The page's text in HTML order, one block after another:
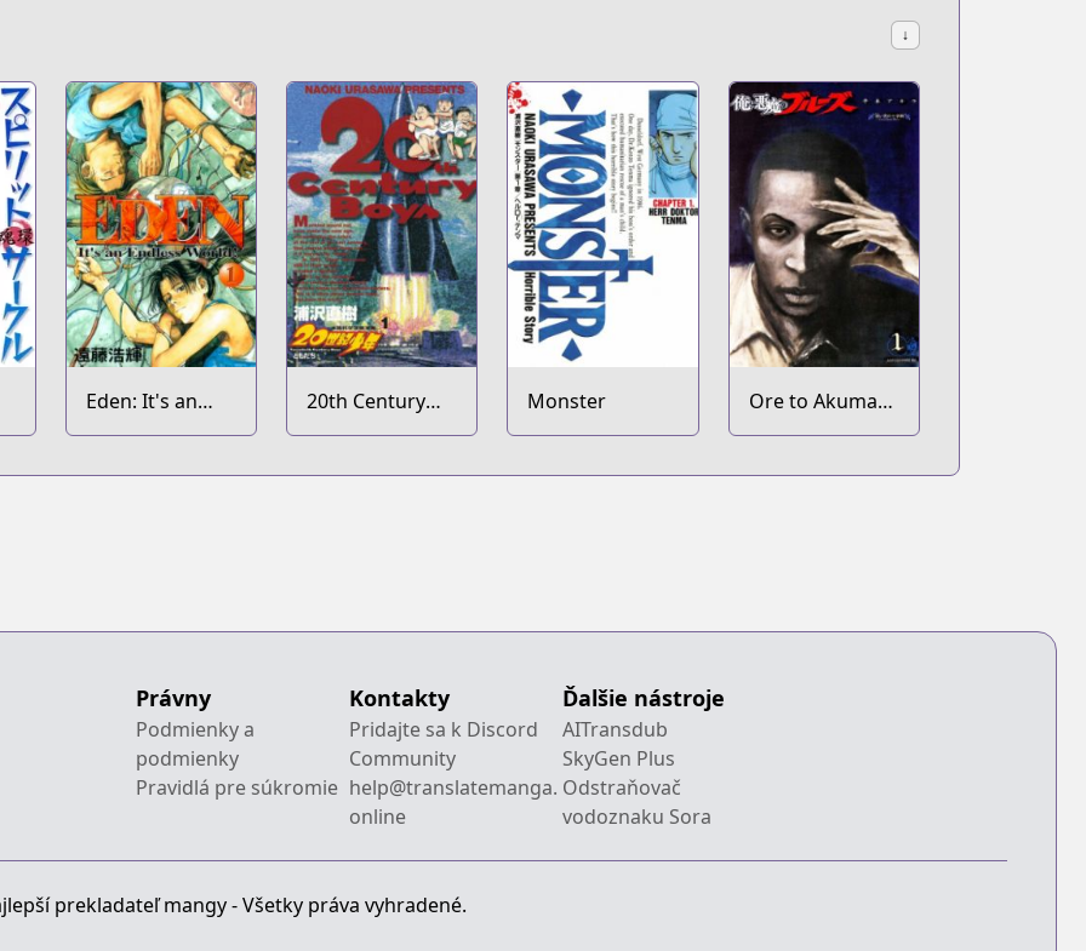
↓
Eden: It's an
Endless World!
20th Century
Boys
Monster
Ore to Akuma
no Blues
Právny
Podmienky a
podmienky
Pravidlá pre súkromie
Kontakty
Pridajte sa k Discord
Community
help@translatemanga.
online
Ďalšie nástroje
AITransdub
SkyGen Plus
Odstraňovač
vodoznaku Sora
prekladateľ mangy - Všetky práva vyhradené.